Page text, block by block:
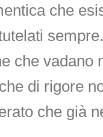
che
che vadano
di rigore
che già